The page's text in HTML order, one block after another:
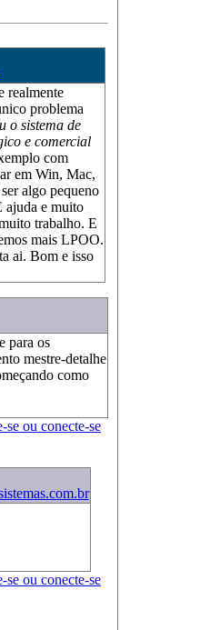
realmente
problema
o sistema de
e comercial
com
em Win, Mac,
algo pequeno
ajuda e muito
trabalho. E
mais LPOO.
ai. Bom e isso
para os
mestre-detalhe
como
se ou conecte-se
se ou conecte-se